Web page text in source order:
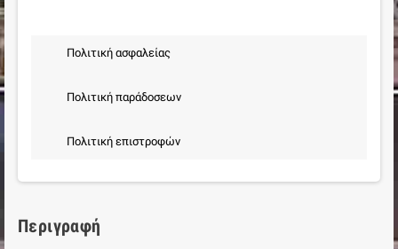
Πολιτική ασφαλείας
Πολιτική παράδοσεων
Πολιτική επιστροφών
Περιγραφή